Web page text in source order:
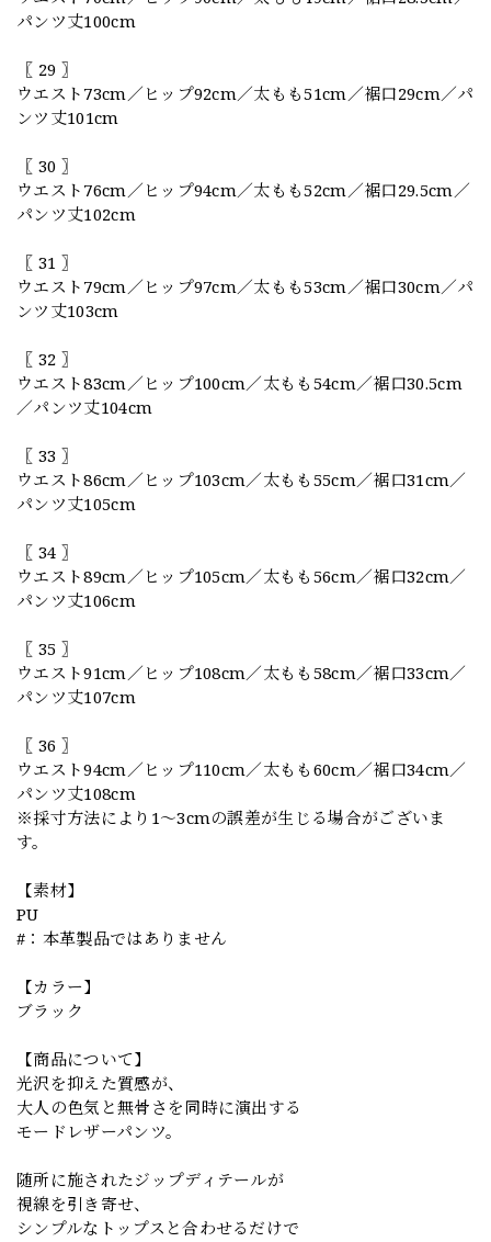
パンツ丈100cm
〖 29 〗
ウエスト73cm／ヒップ92cm／太もも51cm／裾口29cm／パ
ンツ丈101cm
〖 30 〗
ウエスト76cm／ヒップ94cm／太もも52cm／裾口29.5cm／
パンツ丈102cm
〖 31 〗
ウエスト79cm／ヒップ97cm／太もも53cm／裾口30cm／パ
ンツ丈103cm
〖 32 〗
ウエスト83cm／ヒップ100cm／太もも54cm／裾口30.5cm
／パンツ丈104cm
〖 33 〗
ウエスト86cm／ヒップ103cm／太もも55cm／裾口31cm／
パンツ丈105cm
〖 34 〗
ウエスト89cm／ヒップ105cm／太もも56cm／裾口32cm／
パンツ丈106cm
〖 35 〗
ウエスト91cm／ヒップ108cm／太もも58cm／裾口33cm／
パンツ丈107cm
〖 36 〗
ウエスト94cm／ヒップ110cm／太もも60cm／裾口34cm／
パンツ丈108cm
※採寸方法により1〜3cmの誤差が生じる場合がございま
す。
【素材】
PU
#：本革製品ではありません
【カラー】
ブラック
【商品について】
光沢を抑えた質感が、
大人の色気と無骨さを同時に演出する
モードレザーパンツ。
随所に施されたジップディテールが
視線を引き寄せ、
シンプルなトップスと合わせるだけで